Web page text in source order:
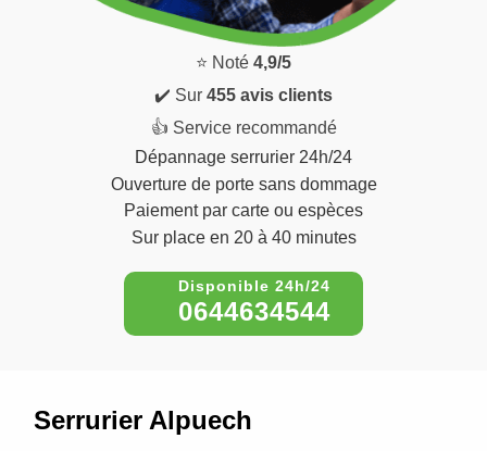
⭐ Noté 4,9/5
✔️ Sur 455 avis clients
👍 Service recommandé
Dépannage serrurier 24h/24
Ouverture de porte sans dommage
Paiement par carte ou espèces
Sur place en 20 à 40 minutes
0644634544
Serrurier Alpuech